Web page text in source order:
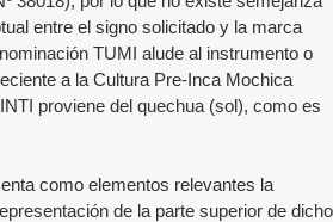
entre el signo solicitado y la marca
TUMI alude al instrumento o
a la Cultura Pre-Inca Mochica
proviene del quechua (sol), como es
como elementos relevantes la
de la parte superior de dicho